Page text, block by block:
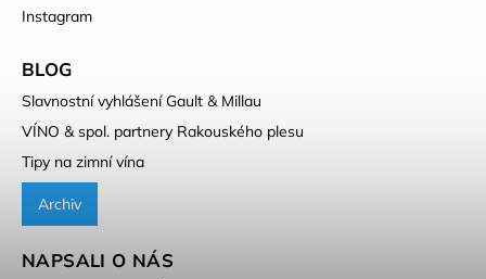
Instagram
BLOG
Slavnostní vyhlášení Gault & Millau
VÍNO & spol. partnery Rakouského plesu
Tipy na zimní vína
Archiv
NAPSALI O NÁS